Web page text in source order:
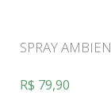
SPRAY
R$ 79,90